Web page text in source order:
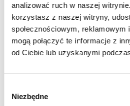
analizować ruch w naszej
korzystasz z naszej witryny,
społecznościowym,
mogą połączyć te informacje z
od Ciebie lub uzyskanymi
zgody
Niezbędne